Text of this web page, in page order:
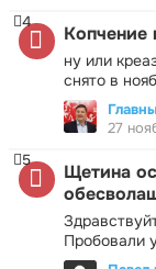
Копчение
ну или
снято в
4
27
Щетина
Пробовали
5